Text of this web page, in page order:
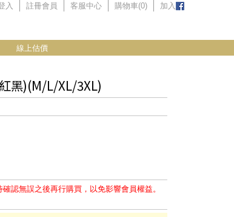
入 註冊會員 客服中心 購物車(0) 加入
線上估價
黑)(M/L/XL/3XL)
認無誤之後再行購買，以免影響會員權益。